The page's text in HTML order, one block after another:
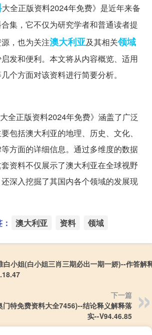
大全正版资料2024年免费》是近年来备
集，它不仅为研究学者和普通读者提
，也为关注澳大利亚及其相关领域
发和便利。本文将从内容概览、适用
个方面对该资料进行简要分析。
正版资料2024年免费》涵盖了广泛
包括澳大利亚的地理、历史、文化、
方面的详细信息。通过多维度的数据
资料不仅展示了澳大利亚在全球视野
深入挖掘了其国内各个领域的发展现
澳大利亚 资料 领域
白小姐(白小姐三肖三期必出一期一娇)--作答解
下一篇
特免费资料大全7456)--结论释义解释落
实--V94.46.85